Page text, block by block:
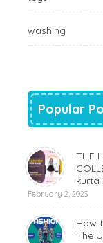
washing
Popular
THE
kurta
February 2, 2023
How
The